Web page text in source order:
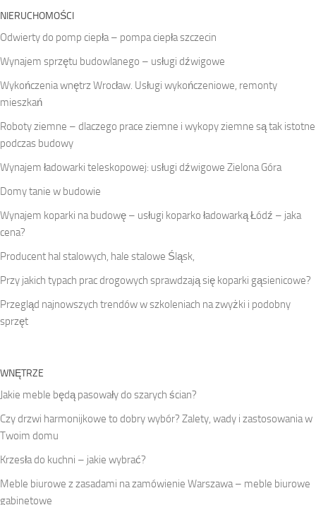
NIERUCHOMOŚCI
Odwierty do pomp ciepła – pompa ciepła szczecin
Wynajem sprzętu budowlanego – usługi dźwigowe
Wykończenia wnętrz Wrocław. Usługi wykończeniowe, remonty
mieszkań
Roboty ziemne – dlaczego prace ziemne i wykopy ziemne są tak istotne
podczas budowy
Wynajem ładowarki teleskopowej: usługi dźwigowe Zielona Góra
Domy tanie w budowie
Wynajem koparki na budowę – usługi koparko ładowarką Łódź – jaka
cena?
Producent hal stalowych, hale stalowe Śląsk,
Przy jakich typach prac drogowych sprawdzają się koparki gąsienicowe?
Przegląd najnowszych trendów w szkoleniach na zwyżki i podobny
sprzęt
WNĘTRZE
Jakie meble będą pasowały do szarych ścian?
Czy drzwi harmonijkowe to dobry wybór? Zalety, wady i zastosowania w
Twoim domu
Krzesła do kuchni – jakie wybrać?
Meble biurowe z zasadami na zamówienie Warszawa – meble biurowe
gabinetowe